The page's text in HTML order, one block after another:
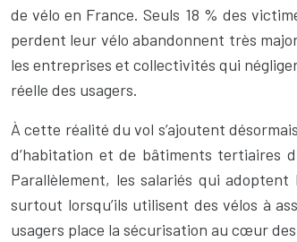
de vélo en France. Seuls 18 % des
perdent leur vélo abandonnent très
les entreprises et collectivités qui
réelle des usagers.
À cette réalité du vol s’ajoutent
d’habitation et de bâtiments tertiaires
Parallèlement, les salariés qui
surtout lorsqu’ils utilisent des vélos à
usagers place la sécurisation au cœur